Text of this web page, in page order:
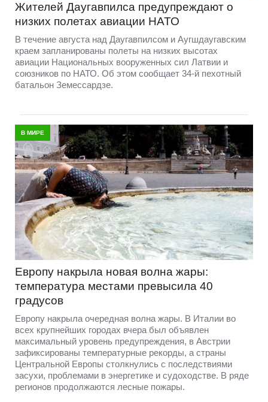
Жителей Даугавпилса предупреждают о
низких полетах авиации НАТО
В течение августа над Даугавпилсом и Аугшдаугавским
краем запланированы полеты на низких высотах
авиации Национальных вооруженных сил Латвии и
союзников по НАТО. Об этом сообщает 34-й пехотный
батальон Земессардзе.
В МИРЕ
Европу накрыла новая волна жары:
температура местами превысила 40
градусов
Европу накрыла очередная волна жары. В Италии во
всех крупнейших городах вчера был объявлен
максимальный уровень предупреждения, в Австрии
зафиксированы температурные рекорды, а страны
Центральной Европы столкнулись с последствиями
засухи, проблемами в энергетике и судоходстве. В ряде
регионов продолжаются лесные пожары.